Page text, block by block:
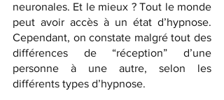
neuronales. Et le mieux ? Tout le monde
peut avoir accès à un état d’hypnose.
Cependant, on constate malgré tout des
différences de “réception” d’une
personne à une autre, selon les
différents types d’hypnose.